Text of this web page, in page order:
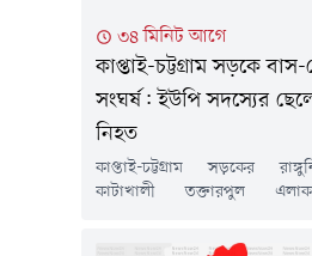
৩৪ মিনিট আগে
কাপ্তাই-চট্টগ্রাম সড়কে
সংঘর্ষ: ইউপি সদস্যের
নিহত
কাপ্তাই-চট্টগ্রাম সড়কের
কাটাখালী তক্তারপুল
নামে এক তরুণের মর্মান্তিক মৃত্যু